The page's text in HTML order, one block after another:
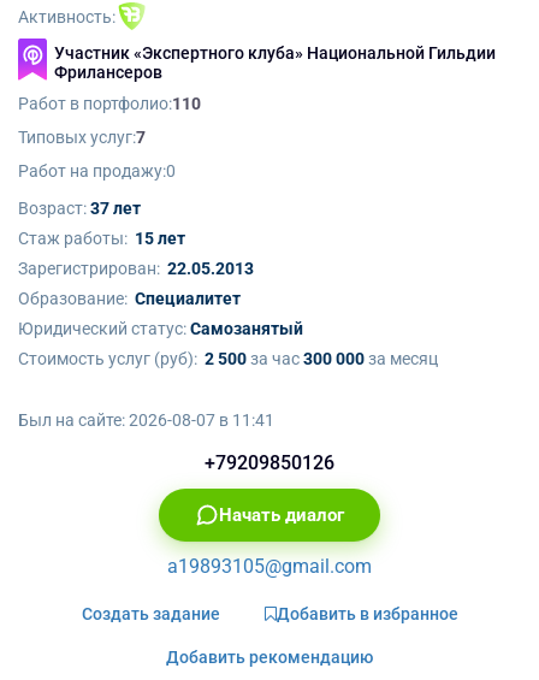
Активность:
Участник «Экспертного клуба» Национальной Гильдии
Фрилансеров
Работ в портфолио:110
Типовых услуг:7
Работ на продажу:0
Возраст:37 лет
Стаж работы: 15 лет
Зарегистрирован: 22.05.2013
Образование: Cпециалитет
Юридический статус:Самозанятый
Стоимость услуг (руб): 2 500за час300 000за месяц
Был на сайте:2026-08-07 в 11:41
+79209850126
Начать диалог
a19893105@gmail.com
Создать задание Добавить в избранное
Добавить рекомендацию